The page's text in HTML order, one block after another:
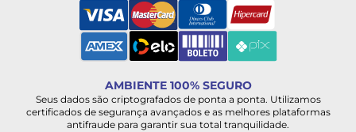
AMBIENTE 100% SEGURO
Seus dados são criptografados de ponta a ponta. Utilizamos
certificados de segurança avançados e as melhores plataformas
antifraude para garantir sua total tranquilidade.